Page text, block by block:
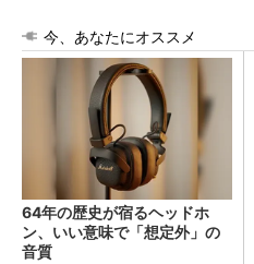
今、あなたにオススメ
64年の歴史が宿るヘッドホ
ン、いい意味で「想定外」の
音質